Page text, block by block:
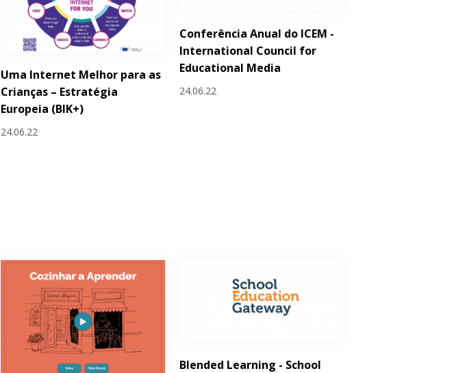
Uma Internet Melhor para as
Crianças – Estratégia
Europeia (BIK+)
24.06.22
Conferência Anual do ICEM -
International Council for
Educational Media
24.06.22
Blended Learning - School